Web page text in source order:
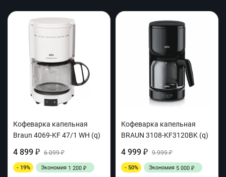
Кофеварка капельная
Braun 4069-KF 47/1 WH (q)
4 899 ₽ 6 099₽
- 19% Экономия 1 200 ₽
Кофеварка капельная
BRAUN 3108-KF3120BK (q)
4 999 ₽ 9 999₽
- 50% Экономия 5 000 ₽